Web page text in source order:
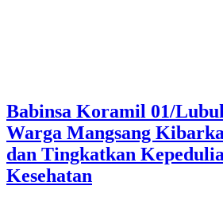
Babinsa Koramil 01/
Warga Mangsang
dan Tingkatkan
Kesehatan